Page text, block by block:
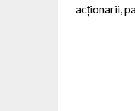
acționarii,